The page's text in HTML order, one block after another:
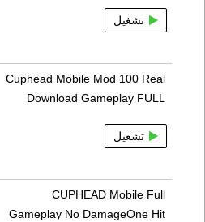
تشغيل
Cuphead Mobile Mod 100 Real
Download Gameplay FULL
تشغيل
CUPHEAD Mobile Full
Gameplay No DamageOne Hit